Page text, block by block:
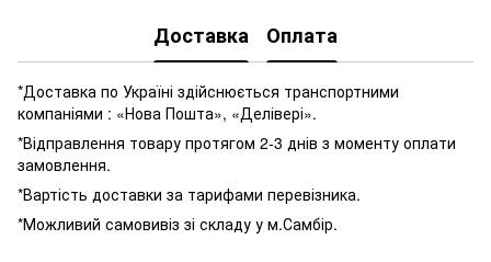
Доставка Оплата
*Доставка по Україні здійснюється транспортними
компаніями : «Нова Пошта», «Делівері».
*Відправлення товару протягом 2-3 днів з моменту оплати
замовлення.
*Вартість доставки за тарифами перевізника.
*Можливий самовивіз зі складу у м.Самбір.